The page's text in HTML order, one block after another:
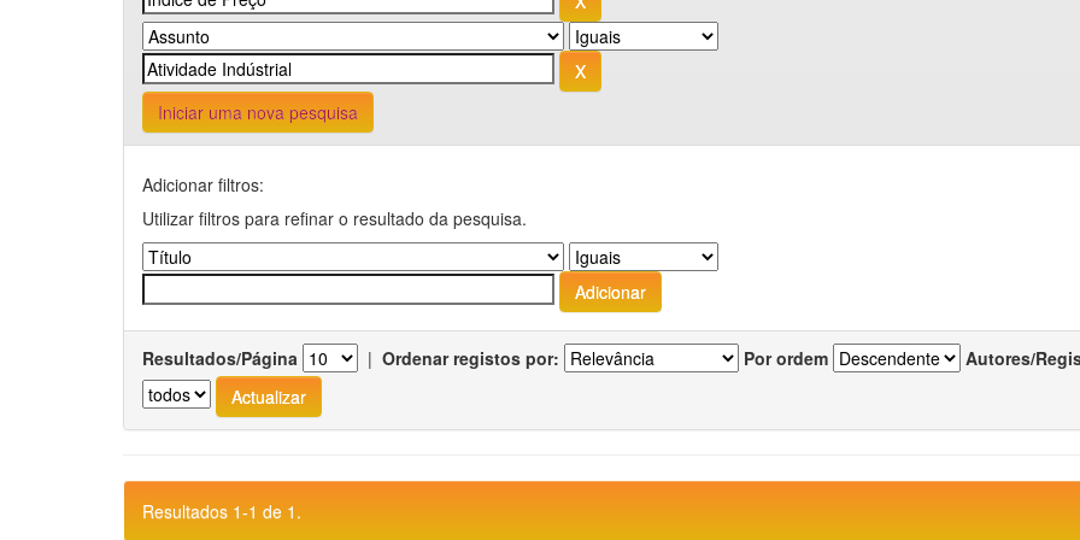
Iniciar uma nova pesquisa
Adicionar filtros:
Utilizar filtros para refinar o resultado da pesquisa.
Resultados/Página | Ordenar registos por: Por ordem Autores/
Resultados 1-1 de 1.